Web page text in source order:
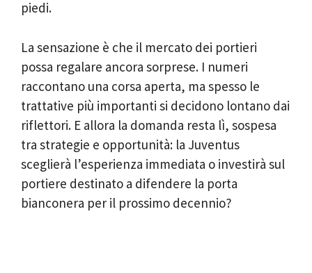
piedi.
La sensazione è che il mercato dei portieri
possa regalare ancora sorprese. I numeri
raccontano una corsa aperta, ma spesso le
trattative più importanti si decidono lontano dai
riflettori. E allora la domanda resta lì, sospesa
tra strategie e opportunità: la Juventus
sceglierà l’esperienza immediata o investirà sul
portiere destinato a difendere la porta
bianconera per il prossimo decennio?